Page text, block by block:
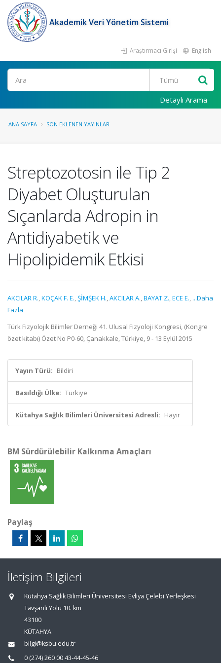
Akademik Veri Yönetim Sistemi
Araştırmacı Girişi English
Ara
Detaylı Arama
ANA SAYFA SON EKLENEN YAYINLAR
Streptozotosin ile Tip 2
Diyabet Oluşturulan
Sıçanlarda Adropin in
Antidiyabetik ve
Hipolipidemik Etkisi
AKCILAR R.,KOÇAK F. E.,ŞİMŞEK H.,AKCILAR A.,BAYAT Z.,ECE E., ...Daha
Fazla
Türk Fizyolojik Bilimler Derneği 41. Ulusal Fizyoloji Kongresi, (Kongre
özet kitabı) Özet No P0-60, Çanakkale, Türkiye, 9 - 13 Eylül 2015
Yayın Türü: Bildiri
Basıldığı Ülke: Türkiye
Kütahya Sağlık Bilimleri Üniversitesi Adresli: Hayır
BM Sürdürülebilir Kalkınma Amaçları
Paylaş
İletişim Bilgileri
Kütahya Sağlık Bilimleri Üniversitesi Evliya Çelebi Yerleşkesi
Tavşanlı Yolu 10. km
43100
KÜTAHYA
bilgi@ksbu.edu.tr
0 (274) 260 00 43-44-45-46